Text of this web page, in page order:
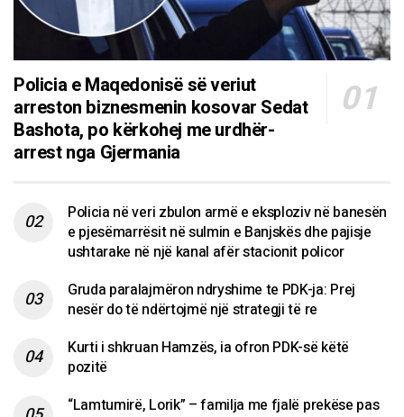
Policia e Maqedonisë së veriut
arreston biznesmenin kosovar Sedat
Bashota, po kërkohej me urdhër-
arrest nga Gjermania
Policia në veri zbulon armë e eksploziv në banesën
e pjesëmarrësit në sulmin e Banjskës dhe pajisje
ushtarake në një kanal afër stacionit policor
Gruda paralajmëron ndryshime te PDK-ja: Prej
nesër do të ndërtojmë një strategji të re
Kurti i shkruan Hamzës, ia ofron PDK-së këtë
pozitë
“Lamtumirë, Lorik” – familja me fjalë prekëse pas